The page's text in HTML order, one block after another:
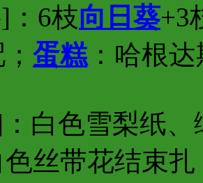
：6枝向日葵+3
蛋糕：哈根
白色雪梨纸
丝带花结束扎